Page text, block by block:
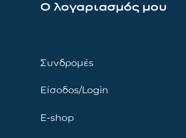
Ο λογαριασμός μου
Συνδρομές
Είσοδος/Login
E-shop